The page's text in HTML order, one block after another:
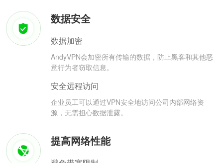
数据安全
数据加密
AndyVPN会加密所有传输的数据，防止黑客和其他恶
意行为者窃取信息。
安全远程访问
企业员工可以通过VPN安全地访问公司内部网络资
源，无需担心数据泄露。
提高网络性能